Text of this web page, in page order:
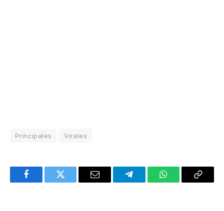
Principales Virales
FacebookTwitter Email TelegramWhatsAppCopy